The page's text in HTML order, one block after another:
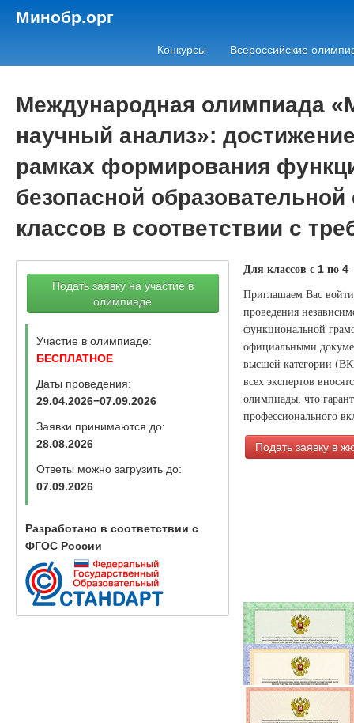
Минобр.орг
Конкурсы Всероссийские
Международная олимпиада
научный анализ»:
рамках формирования
безопасной
классов в соответствии с
Подать заявку на участие в
олимпиаде
Участие в олимпиаде:
БЕСПЛАТНОЕ
Даты проведения:
29.04.2026−07.09.2026
Заявки принимаются до:
28.08.2026
Ответы можно загрузить до:
07.09.2026
Разработано в соответствии с
ФГОС России
Для классов с 1по 4
Приглашаем Вас
проведения
функциональной
официальными
высшей категории
всех экспертов
олимпиады, что
профессионального
Подать заявку в